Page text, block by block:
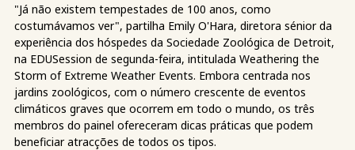
"Já não existem tempestades de 100 anos, como
costumávamos ver", partilha Emily O'Hara, diretora sénior da
experiência dos hóspedes da Sociedade Zoológica de Detroit,
na EDUSession de segunda-feira, intitulada Weathering the
Storm of Extreme Weather Events. Embora centrada nos
jardins zoológicos, com o número crescente de eventos
climáticos graves que ocorrem em todo o mundo, os três
membros do painel ofereceram dicas práticas que podem
beneficiar atracções de todos os tipos.